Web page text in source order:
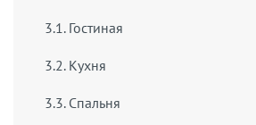
3.1. Гостиная
3.2. Кухня
3.3. Спальня